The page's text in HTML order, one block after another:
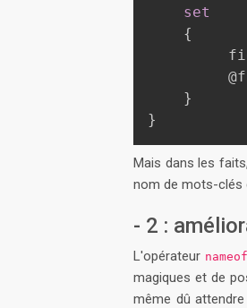
set
{
}
}
Mais dans les
nom de mots-clés
- 2 :
L'opérateur
magiques et de
même dû